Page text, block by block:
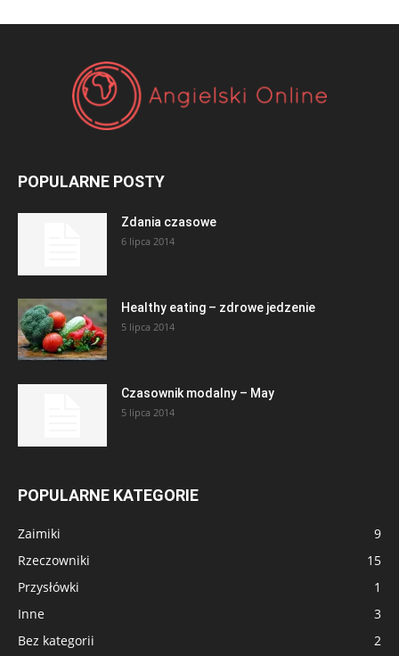
POPULARNE POSTY
Zdania czasowe
6 lipca 2014
Healthy eating – zdrowe jedzenie
5 lipca 2014
Czasownik modalny – May
5 lipca 2014
POPULARNE KATEGORIE
Zaimiki
9
Rzeczowniki
15
Przysłówki
1
Inne
3
Bez kategorii
2